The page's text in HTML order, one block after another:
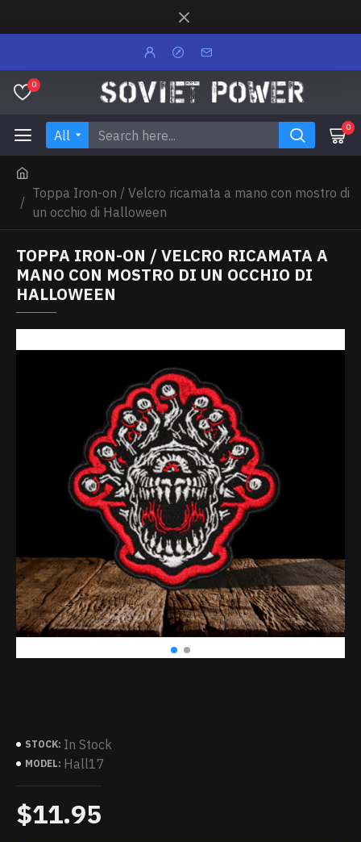
0
All 0
Toppa Iron-on / Velcro ricamata a mano con mostro di
un occhio di Halloween
TOPPA IRON-ON / VELCRO RICAMATA A
MANO CON MOSTRO DI UN OCCHIO DI
HALLOWEEN
STOCK: In Stock
MODEL: Hall17
$11.95